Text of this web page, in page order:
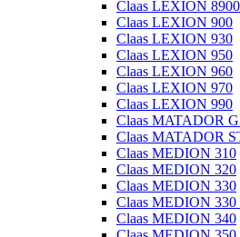
Claas LEXION 8900
Claas LEXION 900
Claas LEXION 930
Claas LEXION 950
Claas LEXION 960
Claas LEXION 970
Claas LEXION 990
Claas MATADOR
Claas MATADOR
Claas MEDION 310
Claas MEDION 320
Claas MEDION 330
Claas MEDION 330
Claas MEDION 340